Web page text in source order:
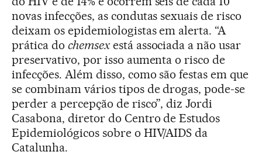
novas infecções, as condutas sexuais de risco
deixam os epidemiologistas em alerta. “A
prática do chemsexestá associada a não usar
preservativo, por isso aumenta o risco de
infecções. Além disso, como são festas em que
se combinam vários tipos de drogas, pode-se
perder a percepção de risco”, diz Jordi
Casabona, diretor do Centro de Estudos
Epidemiológicos sobre o HIV/AIDS da
Catalunha.